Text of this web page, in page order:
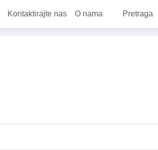
Kontaktirajte nas O nama Pretraga